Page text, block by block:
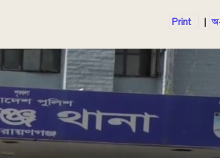
Print |